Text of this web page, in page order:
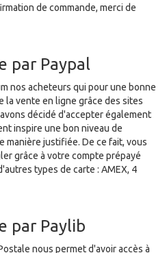
de commande, merci de
par Paypal
nos acheteurs qui pour une bonne
la vente en ligne grâce des sites
décidé d'accepter également
inspire une bon niveau de
manière justifiée. De ce fait, vous
grâce à votre compte prépayé
types de carte : AMEX, 4
par Paylib
nous permet d'avoir accès à